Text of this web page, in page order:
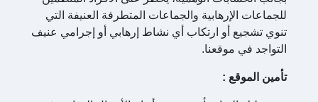
للجماعات الإرهابية والجماعات المتطرفة العنيفة التي
تنوي تشجيع أو ارتكاب أي نشاط إرهابي أو إجرامي عنيف
التواجد في موقعنا.
تأمين الموقع :